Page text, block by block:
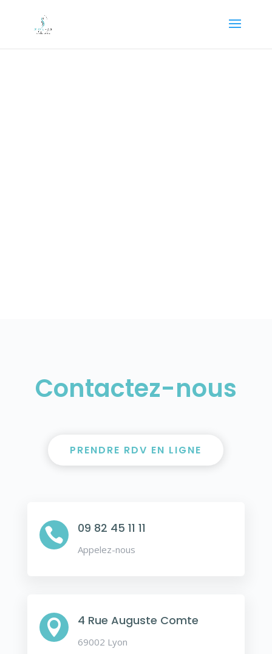
Contactez-nous
PRENDRE RDV EN LIGNE
 09 82 45 11 11
Appelez-nous
 4 Rue Auguste Comte
69002 Lyon